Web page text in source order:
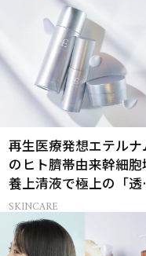
再生医療発想エテルナ
のヒト臍帯由来幹細胞
養上清液で極上の「透
感ハリ肌」へ
SKINCARE